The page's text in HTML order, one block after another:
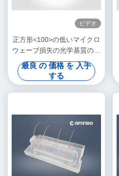
ビデオ
正方形<100>の低いマイクロ
ウェーブ損失の光学基質のラ
ンタンのアルミン酸塩
Laalo3の ターゲット
最良 の 価格 を 入手
する